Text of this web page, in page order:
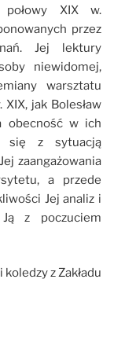
XIX w.
przez
Jej lektury
niewidomej,
warsztatu
jak Bolesław
obecność w ich
się z sytuacją
zaangażowania
a przede
Jej analiz i
z poczuciem
koledzy z Zakładu